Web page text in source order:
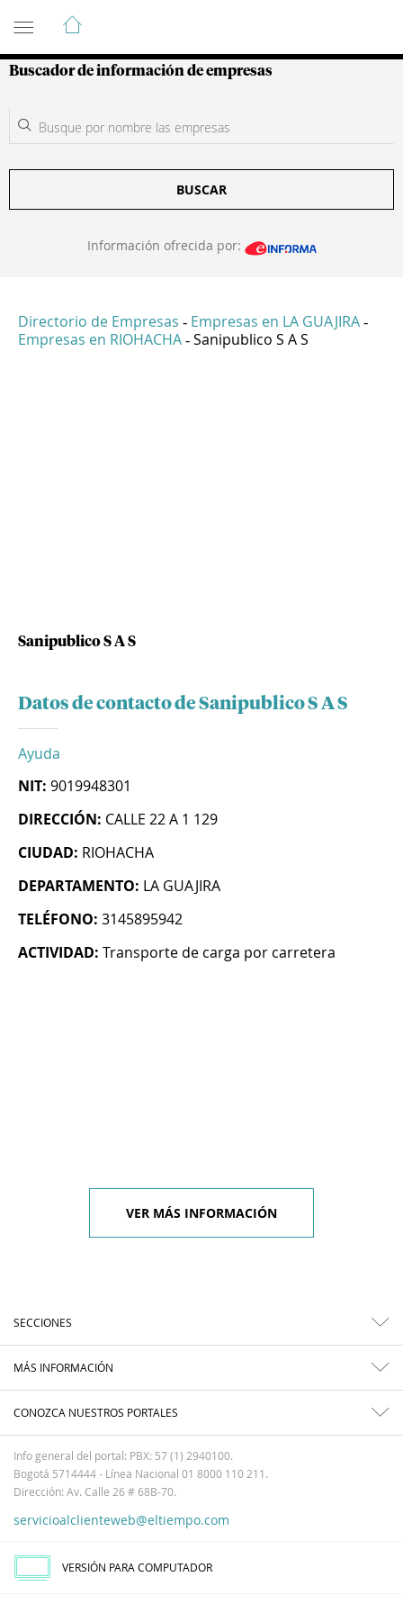
Guía de Empresas Colombianas
Buscador de información de empresas
BUSCAR
Información ofrecida por:
Directorio de Empresas - Empresas en LA GUAJIRA -
Empresas en RIOHACHA - Sanipublico S A S
Sanipublico S A S
Datos de contacto de Sanipublico S A S
Ayuda
NIT: 9019948301
DIRECCIÓN: CALLE 22 A 1 129
CIUDAD: RIOHACHA
DEPARTAMENTO: LA GUAJIRA
TELÉFONO: 3145895942
ACTIVIDAD: Transporte de carga por carretera
VER MÁS INFORMACIÓN
SECCIONES
MÁS INFORMACIÓN
CONOZCA NUESTROS PORTALES
Info general del portal: PBX: 57 (1) 2940100.
Bogotá 5714444 - Línea Nacional 01 8000 110 211.
Dirección: Av. Calle 26 # 68B-70.
servicioalclienteweb@eltiempo.com
VERSIÓN PARA COMPUTADOR